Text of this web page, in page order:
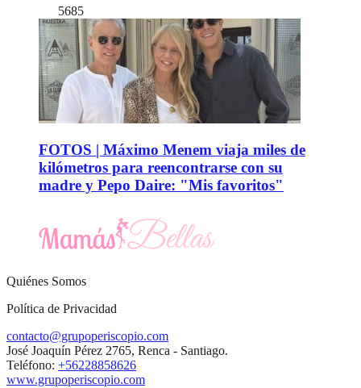
5685
FOTOS | Máximo Menem viaja miles de
kilómetros para reencontrarse con su
madre y Pepo Daire: "Mis favoritos"
Quiénes Somos
Política de Privacidad
contacto@grupoperiscopio.com
José Joaquín Pérez 2765, Renca - Santiago.
Teléfono: +56228858626
www.grupoperiscopio.com